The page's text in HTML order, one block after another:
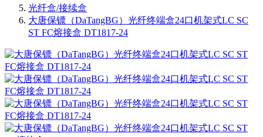
光纤盒/接续盒
大唐保镖（DaTangBG）光纤终端盒24口机架式LC SC
ST FC熔接盒 DT1817-24